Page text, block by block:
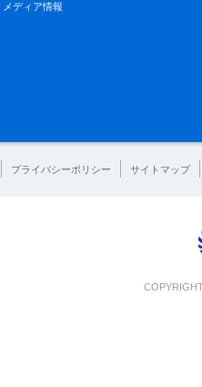
メディア情報
プライバシーポリシー サイトマップ